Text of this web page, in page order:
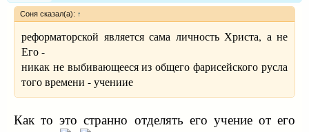
Соня сказал(а): ↑
реформаторской является сама личность Христа, а не
Его -
никак не выбивающееся из общего фарисейского русла
того времени - учениие
Как то это странно отделять его учение от его